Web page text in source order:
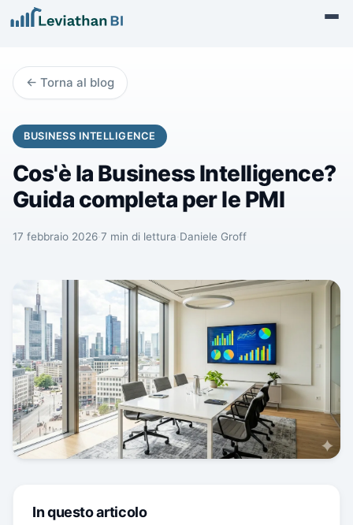
← Torna al blog
BUSINESS INTELLIGENCE
Cos'è la Business Intelligence?
Guida completa per le PMI
17 febbraio 2026·7 min di lettura·Daniele Groff
In questo articolo